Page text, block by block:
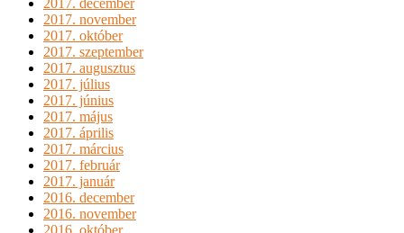
2017. december
2017. november
2017. október
2017. szeptember
2017. augusztus
2017. július
2017. június
2017. május
2017. április
2017. március
2017. február
2017. január
2016. december
2016. november